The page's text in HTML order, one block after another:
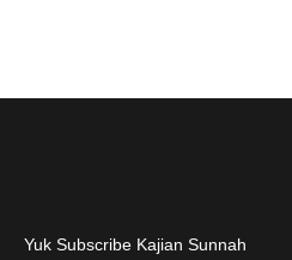
Yuk Subscribe Kajian Sunnah